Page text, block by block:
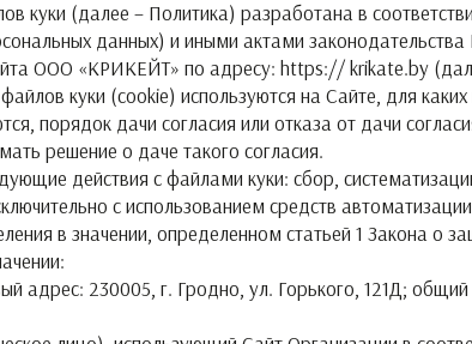
куки (далее – Политика) разработана в
данных) и иными актами
ООО «КРИКЕЙТ» по адресу: https:// krikate.by
куки (cookie) используются на Сайте, для
порядок дачи согласия или отказа от дачи
решение о даче такого согласия.
действия с файлами куки: сбор,
с использованием средств
в значении, определенном статьей 1 Закона о
230005, г. Гродно, ул. Горького, 121Д; общий